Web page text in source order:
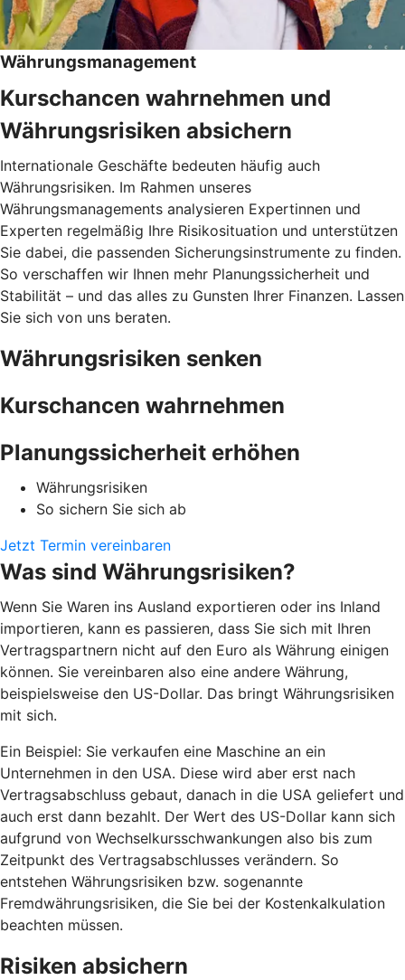
Währungsmanagement
Kurschancen wahrnehmen und
Währungsrisiken absichern
Internationale Geschäfte bedeuten häufig auch
Währungsrisiken. Im Rahmen unseres
Währungsmanagements analysieren Expertinnen und
Experten regelmäßig Ihre Risikosituation und unterstützen
Sie dabei, die passenden Sicherungsinstrumente zu finden.
So verschaffen wir Ihnen mehr Planungssicherheit und
Stabilität – und das alles zu Gunsten Ihrer Finanzen. Lassen
Sie sich von uns beraten.
Währungsrisiken senken
Kurschancen wahrnehmen
Planungssicherheit erhöhen
Währungsrisiken
So sichern Sie sich ab
Jetzt Termin vereinbaren
Was sind Währungsrisiken?
Wenn Sie Waren ins Ausland exportieren oder ins Inland
importieren, kann es passieren, dass Sie sich mit Ihren
Vertragspartnern nicht auf den Euro als Währung einigen
können. Sie vereinbaren also eine andere Währung,
beispielsweise den US-Dollar. Das bringt Währungsrisiken
mit sich.
Ein Beispiel: Sie verkaufen eine Maschine an ein
Unternehmen in den USA. Diese wird aber erst nach
Vertragsabschluss gebaut, danach in die USA geliefert und
auch erst dann bezahlt. Der Wert des US-Dollar kann sich
aufgrund von Wechselkursschwankungen also bis zum
Zeitpunkt des Vertragsabschlusses verändern. So
entstehen Währungsrisiken bzw. sogenannte
Fremdwährungsrisiken, die Sie bei der Kostenkalkulation
beachten müssen.
Risiken absichern